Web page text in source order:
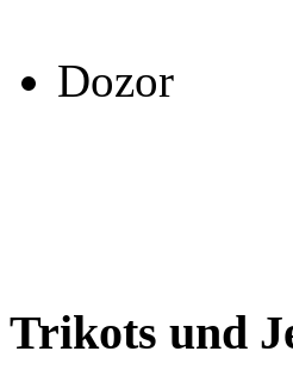
Dozor
Trikots und